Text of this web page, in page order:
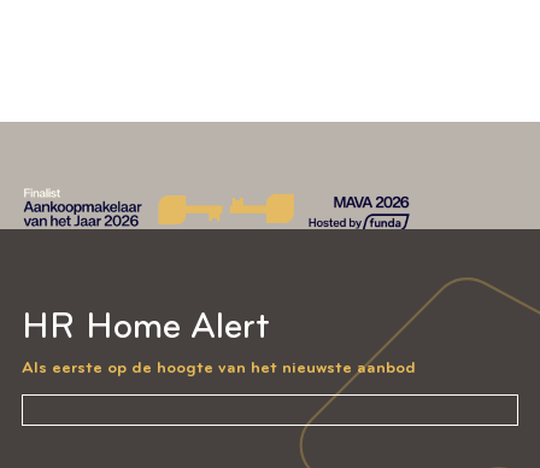
HR Home Alert
Als eerste op de hoogte van het nieuwste aanbod